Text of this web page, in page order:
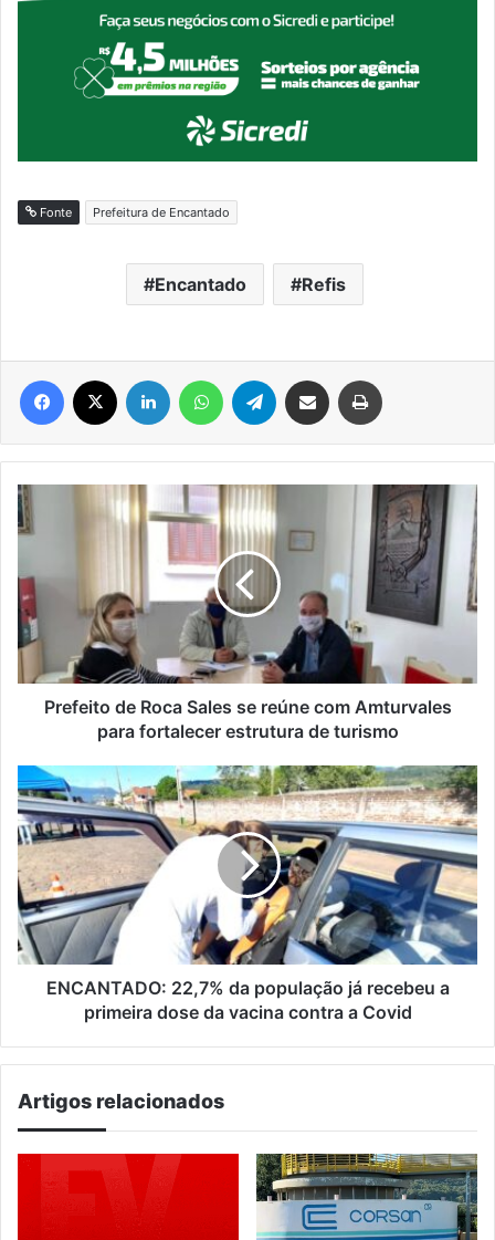
Fonte Prefeitura de Encantado
Encantado Refis
Facebook Linkedin WhatsAppTelegram Compartilhar via e-mail
Prefeito
de
Roca
reúne
com
Amturvales
para
fortalecer
turismo
Prefeito de Roca Sales se reúne com Amturvales
para fortalecer estrutura de turismo
ENCANTADO:
22,7%
da
população
já
recebeu
a
primeira
dose
ENCANTADO: 22,7% da população já recebeu a
primeira dose da vacina contra a Covid
Artigos relacionados